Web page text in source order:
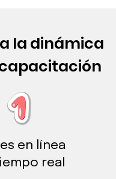
la dinámica
en línea
real